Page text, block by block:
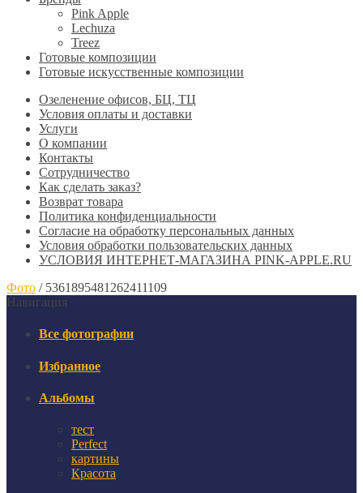
Pink Apple
Lechuza
Treez
Готовые композиции
Готовые искусственные композиции
Озеленение офисов, БЦ, ТЦ
Условия оплаты и доставки
Услуги
О компании
Контакты
Сотрудничество
Как сделать заказ?
Возврат товара
Политика конфиденциальности
Согласие ​на обработку персональных данных
Условия обработки пользовательских данных
УСЛОВИЯ ИНТЕРНЕТ-МАГАЗИНА PINK-APPLE.RU
Фото / 5361895481262411109
Навигация
Все фотографии
Избранное
Альбомы
тест
Perfect
картины
Красота